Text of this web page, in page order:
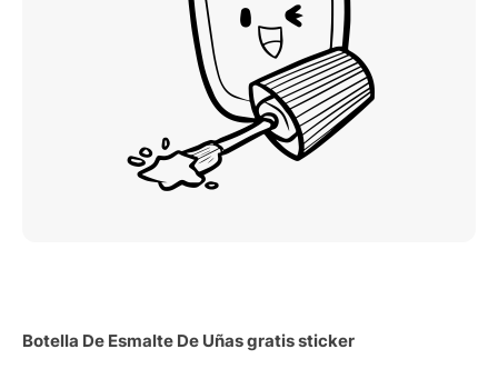
Botella De Esmalte De Uñas gratis sticker